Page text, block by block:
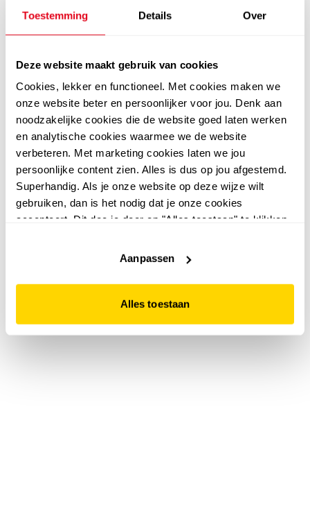
Toestemming Details Over
Deze website maakt gebruik van cookies
Cookies, lekker en functioneel. Met cookies maken we
onze website beter en persoonlijker voor jou. Denk aan
noodzakelijke cookies die de website goed laten werken
en analytische cookies waarmee we de website
verbeteren. Met marketing cookies laten we jou
persoonlijke content zien. Alles is dus op jou afgestemd.
Superhandig. Als je onze website op deze wijze wilt
gebruiken, dan is het nodig dat je onze cookies
accepteert. Dit doe je door op "Alles toestaan" te klikken.
website niet optimaal functioneert.
Aanpassen
Alles toestaan